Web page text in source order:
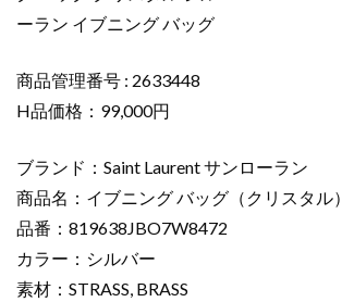
ニ
グ
バ
グ
リ
ス
タ
ル
ーラン イブニング バッグ
商品管理番号 : 2633448
H品価格：99,000円
ブランド：Saint Laurent サンローラン
商品名：イブニング バッグ（クリスタル）
品番：819638JBO7W8472
カラー：シルバー
素材：STRASS, BRASS